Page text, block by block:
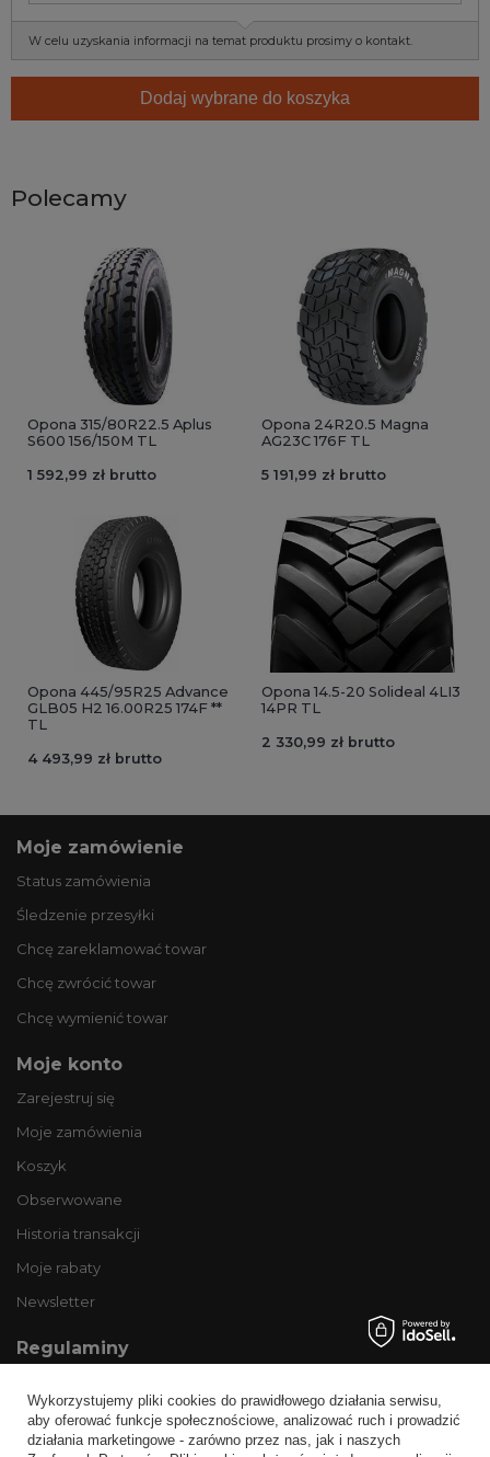
W celu uzyskania informacji na temat produktu prosimy o kontakt.
Dodaj wybrane do koszyka
Polecamy
Opona 315/80R22.5 Aplus
S600 156/150M TL
1 592,99 zł brutto
Opona 24R20.5 Magna
AG23C 176F TL
5 191,99 zł brutto
Opona 445/95R25 Advance
GLB05 H2 16.00R25 174F **
TL
4 493,99 zł brutto
Opona 14.5-20 Solideal 4LI3
14PR TL
2 330,99 zł brutto
Moje zamówienie
Status zamówienia
Śledzenie przesyłki
Chcę zareklamować towar
Chcę zwrócić towar
Chcę wymienić towar
Moje konto
Zarejestruj się
Moje zamówienia
Koszyk
Obserwowane
Historia transakcji
Moje rabaty
Newsletter
Regulaminy
Wysyłka
Sposoby płatności i prowizje
Wykorzystujemy pliki cookies do prawidłowego działania serwisu,
aby oferować funkcje społecznościowe, analizować ruch i prowadzić
działania marketingowe - zarówno przez nas, jak i naszych